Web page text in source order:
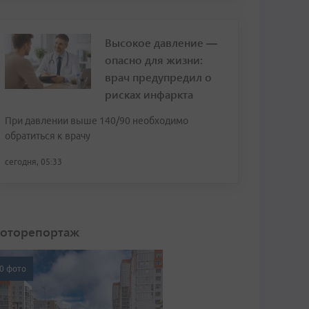
Высокое давление —
опасно для жизни:
врач предупредил о
рисках инфаркта
При давлении выше 140/90 необходимо
обратиться к врачу
сегодня, 05:33
фото